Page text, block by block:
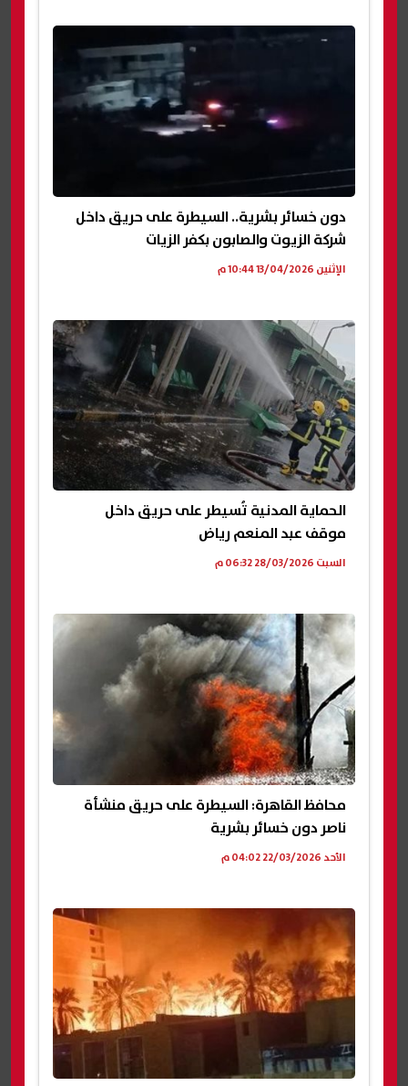
دون خسائر بشرية.. السيطرة على حريق داخل
شركة الزيوت والصابون بكفر الزيات
الإثنين 13/04/2026 10:44 م
الحماية المدنية تُسيطر على حريق داخل
موقف عبد المنعم رياض
السبت 28/03/2026 06:32 م
محافظ القاهرة: السيطرة على حريق منشأة
ناصر دون خسائر بشرية
الأحد 22/03/2026 04:02 م